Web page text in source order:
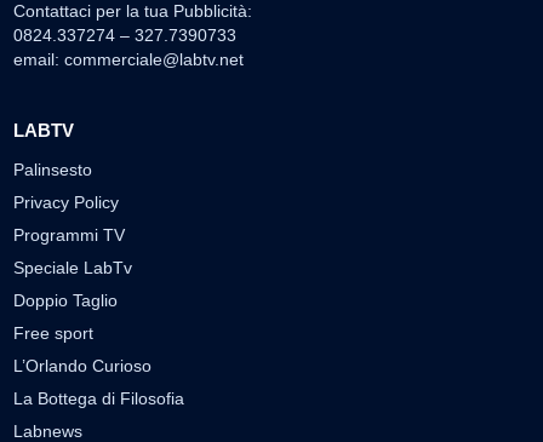
Contattaci per la tua Pubblicità:
0824.337274 – 327.7390733
email: commerciale@labtv.net
LABTV
Palinsesto
Privacy Policy
Programmi TV
Speciale LabTv
Doppio Taglio
Free sport
L’Orlando Curioso
La Bottega di Filosofia
Labnews